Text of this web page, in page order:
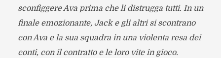
sconfiggere Ava prima che li distrugga tutti. In un
finale emozionante, Jack e gli altri si scontrano
con Ava e la sua squadra in una violenta resa dei
conti, con il contratto e le loro vite in gioco.